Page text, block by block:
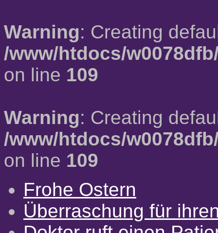
Warning: Creating
/www/htdocs/
on line 109
Warning: Creating
/www/htdocs/
on line 109
Frohe Ostern
Überraschung für